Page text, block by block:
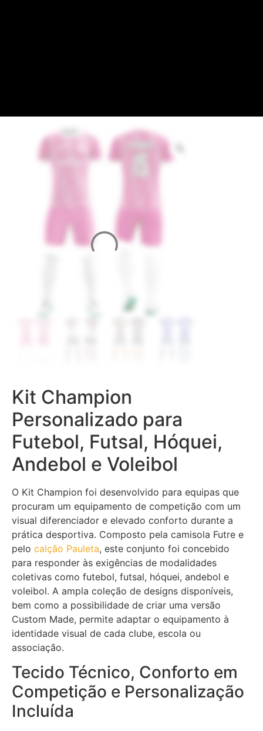
Kit Champion
Personalizado para
Futebol, Futsal, Hóquei,
Andebol e Voleibol
O Kit Champion foi desenvolvido para equipas que
procuram um equipamento de competição com um
visual diferenciador e elevado conforto durante a
prática desportiva. Composto pela camisola Futre e
pelo calção Pauleta, este conjunto foi concebido
para responder às exigências de modalidades
coletivas como futebol, futsal, hóquei, andebol e
voleibol. A ampla coleção de designs disponíveis,
bem como a possibilidade de criar uma versão
Custom Made, permite adaptar o equipamento à
identidade visual de cada clube, escola ou
associação.
Tecido Técnico, Conforto em
Competição e Personalização
Incluída